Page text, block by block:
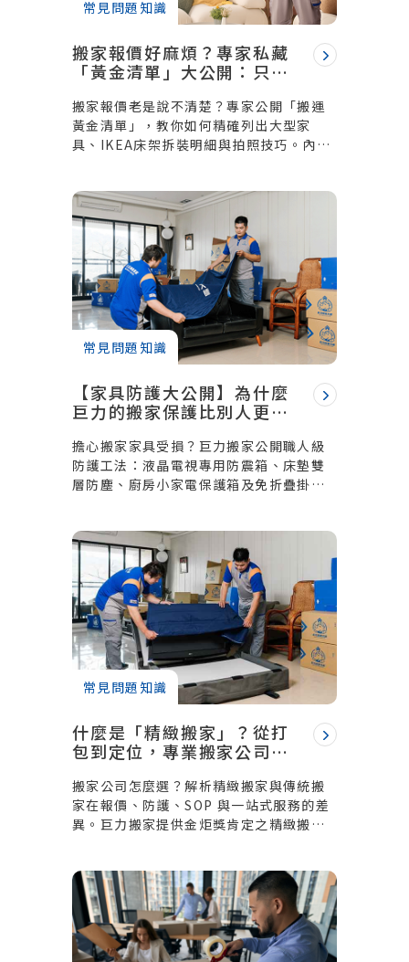
常見問題知識
搬家報價好麻煩？專家私藏
「黃金清單」大公開：只需
搬家報價老是說不清楚？專家公開「搬運
黃金清單」，教你如何精確列出大型家
具、IKEA床架拆裝明細與拍照技巧。內含
又省心！
常見問題知識
【家具防護大公開】為什麼
巨力的搬家保護比別人更精
解析
擔心搬家家具受損？巨力搬家公開職人級
防護工法：液晶電視專用防震箱、床墊雙
層防塵、廚房小家電保護箱及免折疊掛衣
品質。
常見問題知識
什麼是「精緻搬家」？從打
包到定位，專業搬家公司與
搬家公司怎麼選？解析精緻搬家與傳統搬
家在報價、防護、SOP 與一站式服務的差
異。巨力搬家提供金炬獎肯定之精緻搬家